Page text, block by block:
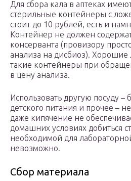
Для сбора кала в аптеках
стерильные контейнеры с
стоит до 10 рублей, есть и
Контейнер не должен
консерванта (провизору
анализа на дисбиоз).
такие контейнеры при
в цену анализа.
Использовать другую посуду –
детского питания и прочее –
даже кипячение не
домашних условиях добиться
необходимой для
невозможно.
Сбор материала